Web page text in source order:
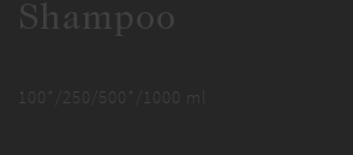
Shampoo
100*/250/500*/1000 ml